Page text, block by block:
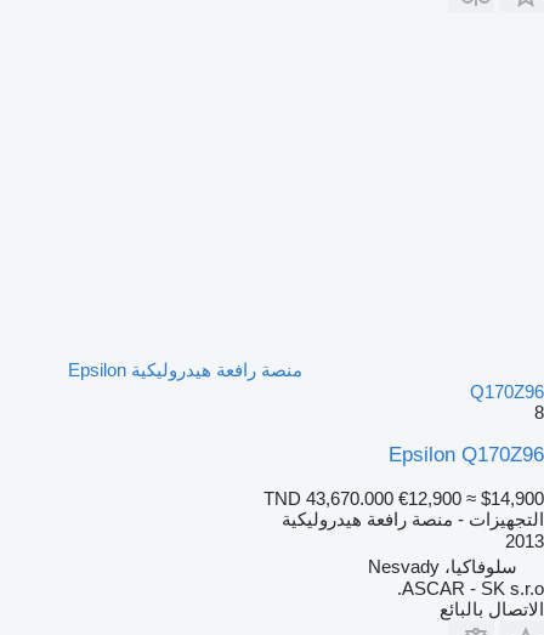
منصة رافعة هيدروليكية Epsilon
Q170Z96
8
Epsilon Q170Z96
TND 43,670.000 €12,900 ≈ $14,900
التجهيزات - منصة رافعة هيدروليكية
2013
سلوفاكيا، Nesvady
ASCAR - SK s.r.o.
الاتصال بالبائع